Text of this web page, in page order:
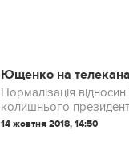
Ющенко на
Нормалізація
колишнього
14 жовтня 2018, 14:50